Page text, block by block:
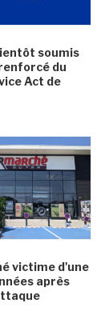
soumis
du
Act de
victime d'une
après